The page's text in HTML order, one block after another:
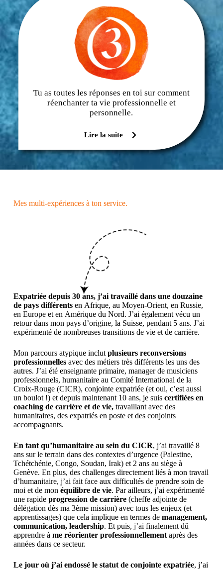
Tu as toutes les réponses en toi sur comment
réenchanter ta vie professionnelle et
personnelle.
Lire la suite
Mes multi-expériences à ton service.
Expatriée depuis 30 ans, j’ai travaillé dans une douzaine
de pays différents en Afrique, au Moyen-Orient, en Russie,
en Europe et en Amérique du Nord. J’ai également vécu un
retour dans mon pays d’origine, la Suisse, pendant 5 ans. J’ai
expérimenté de nombreuses transitions de vie et de carrière.
Mon parcours atypique inclutplusieurs reconversions
professionnellesavec des métiers très différents les uns des
autres. J’ai été enseignante primaire, manager de musiciens
professionnels, humanitaire au Comité International de la
Croix-Rouge (CICR), conjointe expatriée (et oui, c’est aussi
un boulot !) et depuis maintenant 10 ans, je suis certifiées en
coaching de carrière et de vie, travaillant avec des
humanitaires, des expatriés en poste et des conjoints
accompagnants.
En tant qu’humanitaire au sein du CICR, j’ai travaillé 8
ans sur le terrain dans des contextes d’urgence (Palestine,
Tchétchénie, Congo, Soudan, Irak) et 2 ans au siège à
Genève. En plus, des challenges directement liés à mon travail
d’humanitaire, j’ai fait face aux difficultés de prendre soin de
moi et de mon équilibre de vie. Par ailleurs, j’ai expérimenté
une rapide progression de carrière(cheffe adjointe de
délégation dès ma 3ème mission) avec tous les enjeux (et
apprentissages) que cela implique en termes de management,
communication, leadership. Et puis, j’ai finalement dû
apprendre à me réorienter professionnellementaprès des
années dans ce secteur.
Le jour où j’ai endossé le statut de conjointe expatriée, j’ai